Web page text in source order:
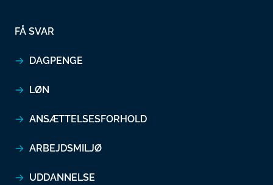
FÅ SVAR
DAGPENGE
LØN
ANSÆTTELSESFORHOLD
ARBEJDSMILJØ
UDDANNELSE